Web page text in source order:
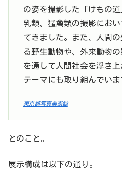
の姿を撮影した「けもの
乳類、猛禽類の撮影にお
てきました。また、人間
る野生動物や、外来動物
を通して人間社会を浮き
テーマにも取り組んでいま
東京都写真美術館
とのこと。
展示構成は以下の通り。